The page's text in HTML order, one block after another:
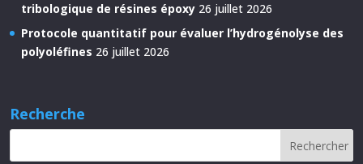
tribologique de résines époxy 26 juillet 2026
Protocole quantitatif pour évaluer l’hydrogénolyse des
polyoléfines 26 juillet 2026
Recherche